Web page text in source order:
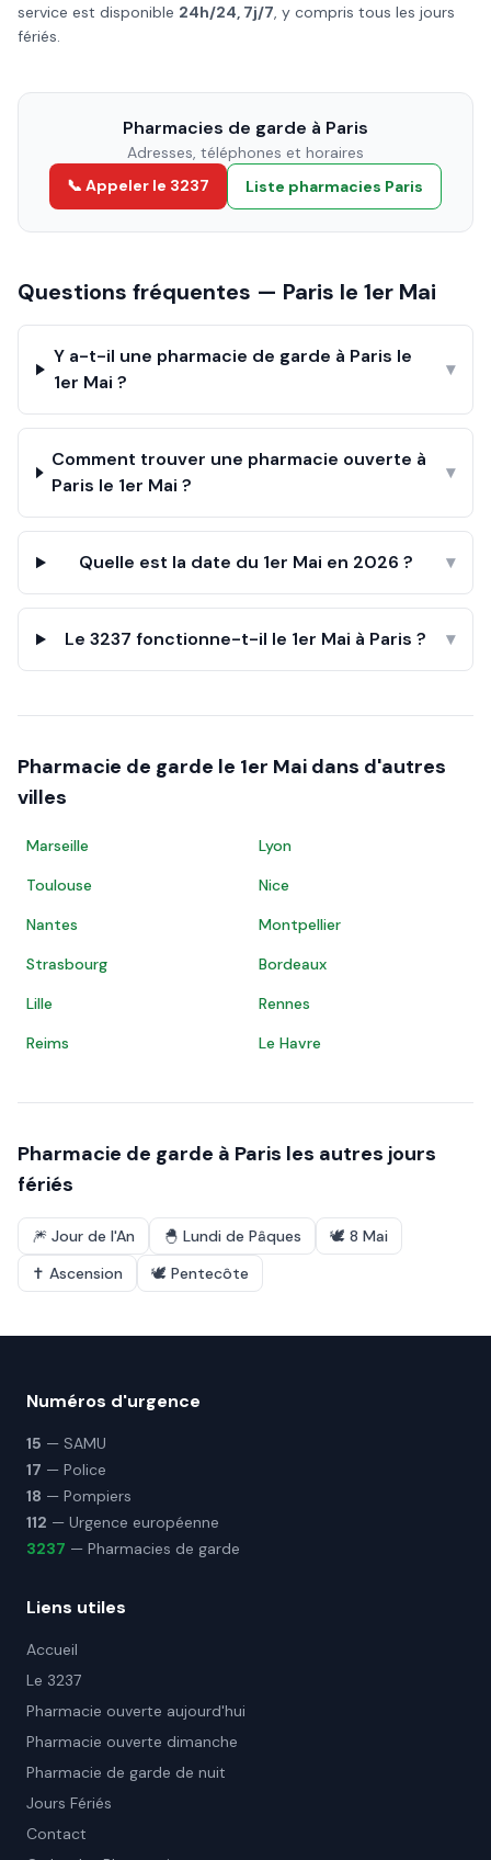
service est disponible 24h/24, 7j/7, y compris tous les jours
fériés.
Pharmacies de garde à Paris
Adresses, téléphones et horaires
📞 Appeler le 3237
Liste pharmacies Paris
Questions fréquentes — Paris le 1er Mai
Y a-t-il une pharmacie de garde à Paris le
1er Mai ?
▾
Comment trouver une pharmacie ouverte à
Paris le 1er Mai ?
▾
Quelle est la date du 1er Mai en 2026 ? ▾
Le 3237 fonctionne-t-il le 1er Mai à Paris ? ▾
Pharmacie de garde le 1er Mai dans d'autres
villes
Marseille
Lyon
Toulouse
Nice
Nantes
Montpellier
Strasbourg
Bordeaux
Lille
Rennes
Reims
Le Havre
Pharmacie de garde à Paris les autres jours
fériés
🎆 Jour de l'An 🐣 Lundi de Pâques 🕊️ 8 Mai
✝️ Ascension 🕊️ Pentecôte
Numéros d'urgence
15 — SAMU
17 — Police
18 — Pompiers
112 — Urgence européenne
3237 — Pharmacies de garde
Liens utiles
Accueil
Le 3237
Pharmacie ouverte aujourd'hui
Pharmacie ouverte dimanche
Pharmacie de garde de nuit
Jours Fériés
Contact